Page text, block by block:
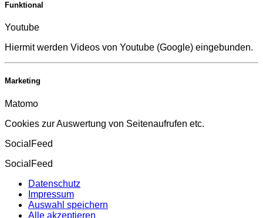
Funktional
Youtube
Hiermit werden Videos von Youtube (Google) eingebunden.
Marketing
Matomo
Cookies zur Auswertung von Seitenaufrufen etc.
SocialFeed
SocialFeed
Datenschutz
Impressum
Auswahl speichern
Alle akzeptieren